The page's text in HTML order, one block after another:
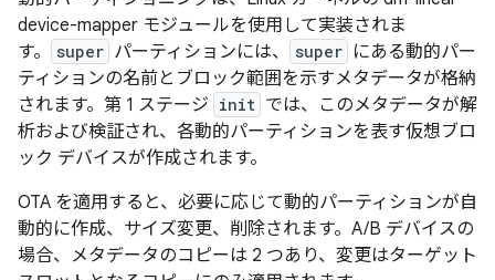
device-mapper モジュールを使用して実装されま
す。
super パーティションには、 super にある動的パー
ティションの名前とブロック範囲を示すメタデータが格納
されます。第 1 ステージ init では、このメタデータが解
析および検証され、各動的パーティションを表す仮想ブロ
ック デバイスが作成されます。
OTA を適用すると、必要に応じて動的パーティションが自
動的に作成、サイズ変更、削除されます。A/B デバイスの
場合、メタデータのコピーは 2 つあり、変更はターゲット